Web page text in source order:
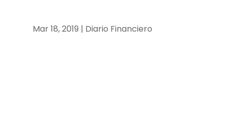
Mar 18, 2019 | Diario Financiero